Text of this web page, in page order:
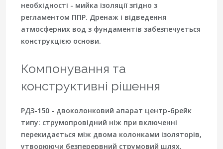
необхідності - мийка ізоляції згідно з
регламентом ППР. Дренаж і відведення
атмосферних вод з фундаментів забезпечується
конструкцією основи.
Компонування та
конструктивні рішення
РДЗ-150 - двоколонковий апарат центр-брейк
типу: струмопровідний ніж при включенні
перекидається між двома колонками ізоляторів,
утворюючи безперервний струмовий шлях.